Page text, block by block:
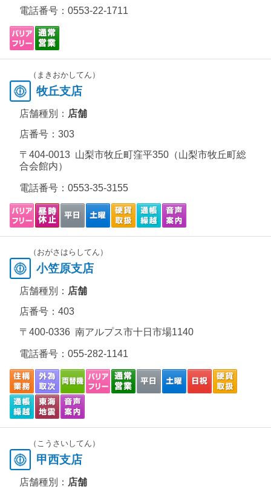
電話番号： 0553-22-1711
（まきおかしてん）
牧丘支店
店舗種別： 店舗
店番号：303
〒404-0013 山梨市牧丘町窪平350（山梨市牧丘町総
合会館内）
電話番号： 0553-35-3155
（おがさはらしてん）
小笠原支店
店舗種別： 店舗
店番号：403
〒400-0336 南アルプス市十日市場1140
電話番号： 055-282-1141
（こうさいしてん）
甲西支店
店舗種別： 店舗